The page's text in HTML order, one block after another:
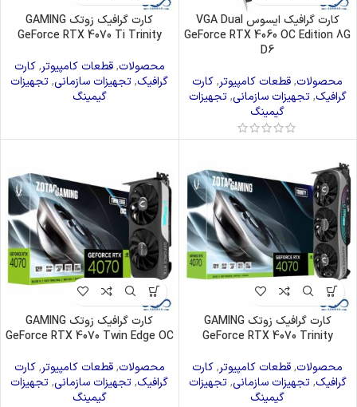
کارت گرافیک ایسوس VGA Dual
GeForce RTX 4060 OC Edition 8G
D6
محصولات,قطعات کامپیوتر,کارت
گرافیک,تجهیزات سازمانی,تجهیزات
گیمینگ
کارت گرافیک زوتک GAMING
GeForce RTX 4070 Ti Trinity
محصولات,قطعات کامپیوتر,کارت
گرافیک,تجهیزات سازمانی,تجهیزات
گیمینگ
کارت گرافیک زوتک GAMING
GeForce RTX 4070 Trinity
محصولات,قطعات کامپیوتر,کارت
گرافیک,تجهیزات سازمانی,تجهیزات
گیمینگ
کارت گرافیک زوتک GAMING
GeForce RTX 4070 Twin Edge OC
محصولات,قطعات کامپیوتر,کارت
گرافیک,تجهیزات سازمانی,تجهیزات
گیمینگ